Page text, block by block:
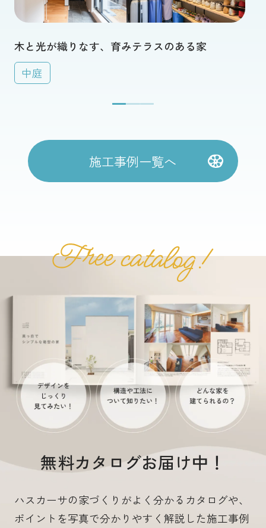
木と光が織りなす、育みテラスのある家
中庭
施工事例一覧へ
無料カタログお届け中！
ハスカーサの家づくりがよく分かるカタログや、
ポイントを写真で分かりやすく解説した施工事例